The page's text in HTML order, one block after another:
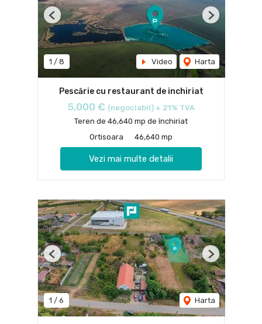
1 / 8 Video Harta
Previous Next
Pescărie cu restaurant de inchiriat
5,000 € (negociabil) + 21% TVA
Teren de 46,640 mp de închiriat
Ortisoara
46,640 mp
Vezi mai multe detalii
1 / 6 Harta
Previous Next